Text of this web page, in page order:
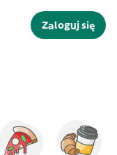
Zaloguj się